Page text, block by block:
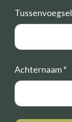
Tussenvoegsel
Achternaam*